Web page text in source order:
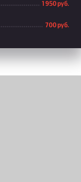
1 950 руб.
700 руб.